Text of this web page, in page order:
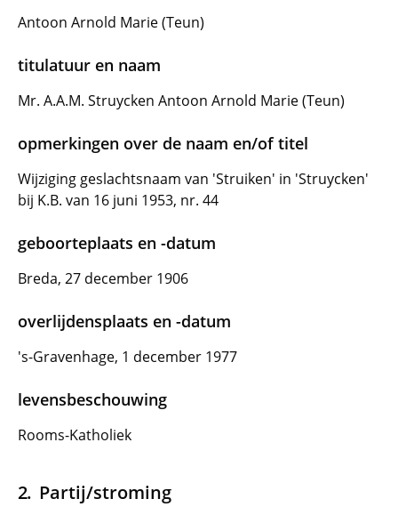
Antoon Arnold Marie (Teun)
titulatuur en naam
Mr. A.A.M. Struycken Antoon Arnold Marie (Teun)
opmerkingen over de naam en/of titel
Wijziging geslachtsnaam van 'Struiken' in 'Struycken'
bij K.B. van 16 juni 1953, nr. 44
geboorteplaats en -datum
Breda, 27 december 1906
overlijdensplaats en -datum
's-Gravenhage, 1 december 1977
levensbeschouwing
Rooms-Katholiek
Partij/stroming